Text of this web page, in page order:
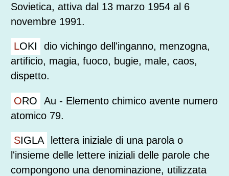
Sovietica, attiva dal 13 marzo 1954 al 6
novembre 1991.
LOKI
dio vichingo dell'inganno, menzogna,
artificio, magia, fuoco, bugie, male, caos,
dispetto.
ORO
Au - Elemento chimico avente numero
atomico 79.
SIGLA
lettera iniziale di una parola o
l'insieme delle lettere iniziali delle parole che
compongono una denominazione, utilizzata